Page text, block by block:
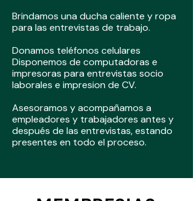
Brindamos una ducha caliente y ropa
para las entrevistas de trabajo.
Donamos teléfonos celulares
Disponemos de computadoras e
impresoras para entrevistas socio
laborales e impresion de CV.
Asesoramos y acompañamos a
empleadores y trabajadores antes y
después de las entrevistas, estando
presentes en todo el proceso.